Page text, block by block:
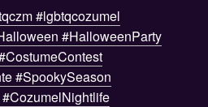
#lgbtqcozumel
#HalloweenParty
#SpookySeason
#CozumelNightlife